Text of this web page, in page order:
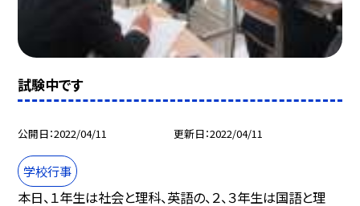
試験中です
公開日 2022/04/11 更新日 2022/04/11
学校行事
本日、１年生は社会と理科、英語の、２、３年生は国語と理